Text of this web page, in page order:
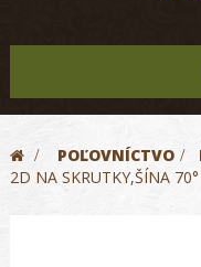
> POĽOVNÍCTVO >
2D NA SKRUTKY,ŠÍNA